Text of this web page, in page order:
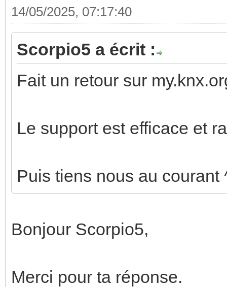
14/05/2025, 07:17:40
Scorpio5 a écrit :
Fait un retour sur
Le support est efficace et
Puis tiens nous au courant
Bonjour Scorpio5,
Merci pour ta réponse.